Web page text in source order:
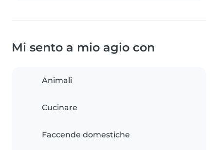
Mi sento a mio agio con
Animali
Cucinare
Faccende domestiche